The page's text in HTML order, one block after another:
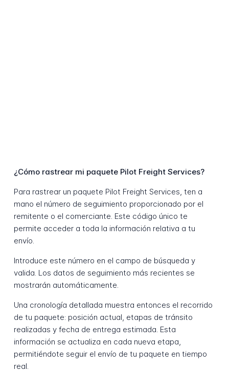
¿Cómo rastrear mi paquete Pilot Freight Services?
Para rastrear un paquete Pilot Freight Services, ten a
mano el número de seguimiento proporcionado por el
remitente o el comerciante. Este código único te
permite acceder a toda la información relativa a tu
envío.
Introduce este número en el campo de búsqueda y
valida. Los datos de seguimiento más recientes se
mostrarán automáticamente.
Una cronología detallada muestra entonces el recorrido
de tu paquete: posición actual, etapas de tránsito
realizadas y fecha de entrega estimada. Esta
información se actualiza en cada nueva etapa,
permitiéndote seguir el envío de tu paquete en tiempo
real.